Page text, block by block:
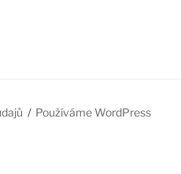
Používáme WordPress